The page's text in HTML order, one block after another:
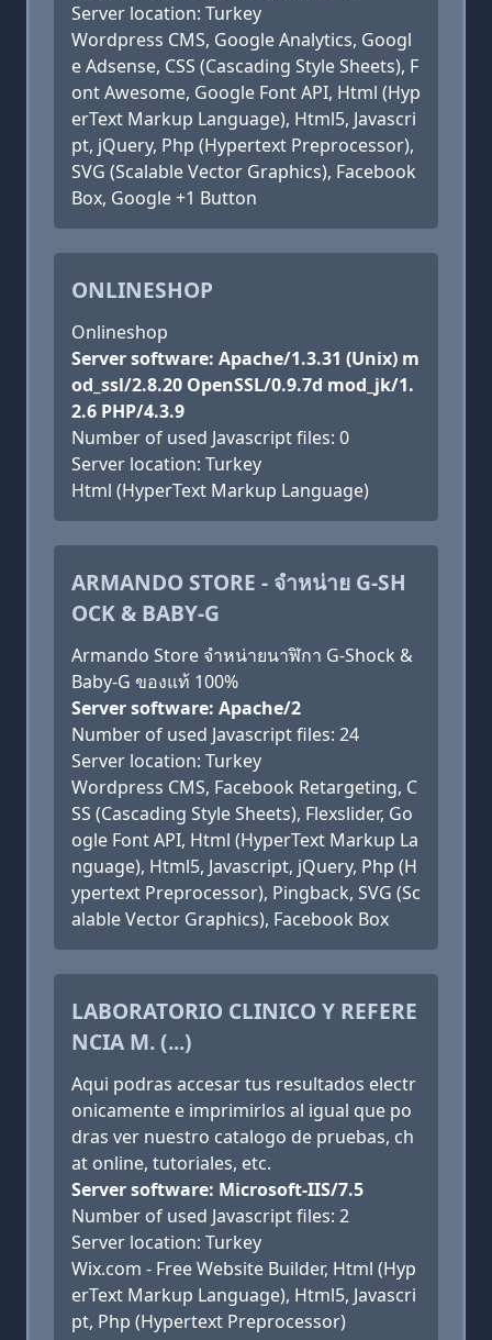
Server location: Turkey
Wordpress CMS, Google Analytics, Googl
e Adsense, CSS (Cascading Style Sheets), F
ont Awesome, Google Font API, Html (Hyp
erText Markup Language), Html5, Javascri
pt, jQuery, Php (Hypertext Preprocessor),
SVG (Scalable Vector Graphics), Facebook
Box, Google +1 Button
ONLINESHOP
Onlineshop
Server software: Apache/1.3.31 (Unix) m
od_ssl/2.8.20 OpenSSL/0.9.7d mod_jk/1.
2.6 PHP/4.3.9
Number of used Javascript files: 0
Server location: Turkey
Html (HyperText Markup Language)
ARMANDO STORE - จำหน่าย G-SH
OCK & BABY-G
Armando Store จำหน่ายนาฬิกา G-Shock &
Baby-G ของแท้ 100%
Server software: Apache/2
Number of used Javascript files: 24
Server location: Turkey
Wordpress CMS, Facebook Retargeting, C
SS (Cascading Style Sheets), Flexslider, Go
ogle Font API, Html (HyperText Markup La
nguage), Html5, Javascript, jQuery, Php (H
ypertext Preprocessor), Pingback, SVG (Sc
alable Vector Graphics), Facebook Box
LABORATORIO CLINICO Y REFERE
NCIA M. (...)
Aqui podras accesar tus resultados electr
onicamente e imprimirlos al igual que po
dras ver nuestro catalogo de pruebas, ch
at online, tutoriales, etc.
Server software: Microsoft-IIS/7.5
Number of used Javascript files: 2
Server location: Turkey
Wix.com - Free Website Builder, Html (Hyp
erText Markup Language), Html5, Javascri
pt, Php (Hypertext Preprocessor)